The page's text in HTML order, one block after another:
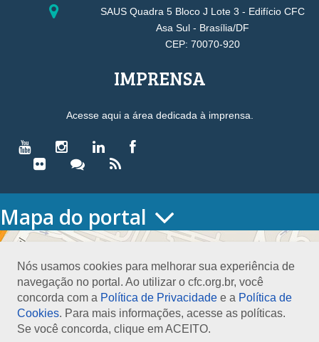
Nós usamos cookies para melhorar sua experiência de
navegação no portal. Ao utilizar o cfc.org.br, você
concorda com a Política de Privacidade e a Política de
Cookies. Para mais informações, acesse as políticas.
Se você concorda, clique em ACEITO.
SAUS Quadra 5 Bloco J Lote 3 - Edifício CFC
Asa Sul - Brasília/DF
CEP: 70070-920
IMPRENSA
Acesse aqui a área dedicada à imprensa.
Mapa do portal
HOME
Conselho Diretor
Nossa Sede
Planejamento
Organograma
Medalha João Lyra